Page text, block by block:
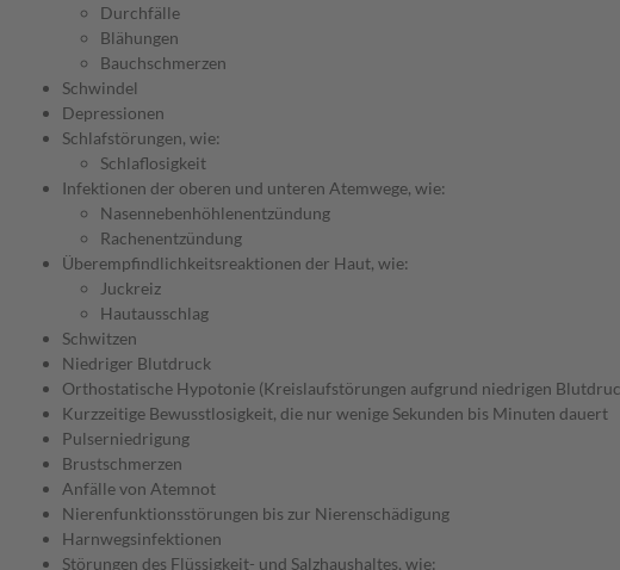
Durchfälle
Blähungen
Bauchschmerzen
Schwindel
Depressionen
Schlafstörungen, wie:
Schlaflosigkeit
Infektionen der oberen und unteren Atemwege, wie:
Nasennebenhöhlenentzündung
Rachenentzündung
Überempfindlichkeitsreaktionen der Haut, wie:
Juckreiz
Hautausschlag
Schwitzen
Niedriger Blutdruck
Orthostatische Hypotonie (Kreislaufstörungen aufgrund niedrigen
Kurzzeitige Bewusstlosigkeit, die nur wenige Sekunden bis Minuten dauert
Pulserniedrigung
Brustschmerzen
Anfälle von Atemnot
Nierenfunktionsstörungen bis zur Nierenschädigung
Harnwegsinfektionen
Störungen des Flüssigkeit- und Salzhaushaltes, wie: